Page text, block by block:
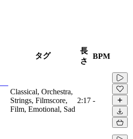
タグ
長
さ
BPM
Classical, Orchestra,
Strings, Filmscore,
Film, Emotional, Sad
2:17 -